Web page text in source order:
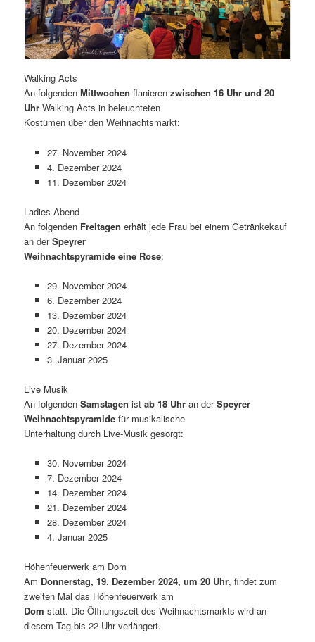
Walking Acts
An folgendenMittwochenflanieren zwischen 16 Uhr und 20
Uhr Walking Acts in beleuchteten
Kostümen über den Weihnachtsmarkt:
27. November 2024
4. Dezember 2024
11. Dezember 2024
Ladies-Abend
An folgenden Freitagen erhält jede Frau bei einem Getränkekauf
an derSpeyrer
Weihnachtspyramide eine Rose:
29. November 2024
6. Dezember 2024
13. Dezember 2024
20. Dezember 2024
27. Dezember 2024
3. Januar 2025
Live Musik
An folgendenSamstagenistab 18 Uhr an derSpeyrer
Weihnachtspyramide für musikalische
Unterhaltung durch Live-Musik gesorgt:
30. November 2024
7. Dezember 2024
14. Dezember 2024
21. Dezember 2024
28. Dezember 2024
4. Januar 2025
Höhenfeuerwerk am Dom
Am Donnerstag, 19. Dezember 2024, um 20 Uhr, findet zum
zweiten Mal das Höhenfeuerwerk am
Domstatt. Die Öffnungszeit des Weihnachtsmarkts wird an
diesem Tag bis 22 Uhr verlängert.